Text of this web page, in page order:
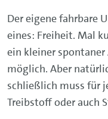
Der eigene fahrbare
eines: Freiheit. Mal
ein kleiner
möglich. Aber
schließlich muss für
Treibstoff oder auch